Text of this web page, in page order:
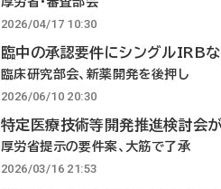
2026/04/17 10:30
臨中の承認要件にシングルIRB
臨床研究部会、新薬開発を後押し
2026/06/10 20:30
特定医療技術等開発推進検討会
厚労省提示の要件案、大筋で了承
2026/03/16 21:53